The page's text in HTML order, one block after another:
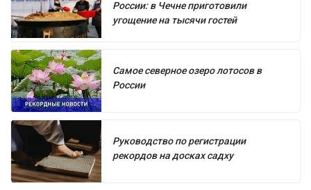
России: в Чечне приготовили
угощение на тысячи гостей
Самое северное озеро лотосов в
России
Руководство по регистрации
рекордов на досках садху